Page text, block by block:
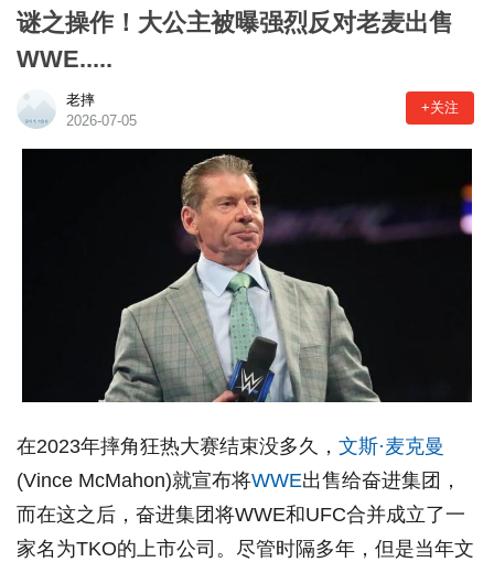
谜之操作！大公主被曝强烈反对老麦出售
WWE.....
老摔
2026-07-05
+关注
在2023年摔角狂热大赛结束没多久，文斯·麦克曼
(Vince McMahon)就宣布将WWE出售给奋进集团，
而在这之后，奋进集团将WWE和UFC合并成立了一
家名为TKO的上市公司。尽管时隔多年，但是当年文